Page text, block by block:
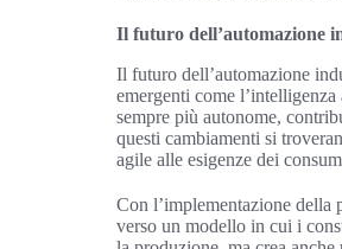
Il futuro dell’automazione
Il futuro dell’automazione
emergenti come
sempre più autonome,
questi cambiamenti si
agile alle esigenze dei
Con l’implementazione della
verso un modello in cui i